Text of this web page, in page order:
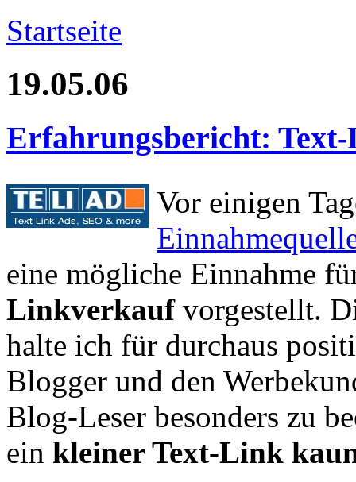
Startseite
19.05.06
Erfahrungsbericht:
Vor einigen
eine mögliche Einnahme
Linkverkaufvorgestellt.
halte ich für durchaus
Blogger und den
Blog-Leser besonders zu
ein kleiner Text-Link